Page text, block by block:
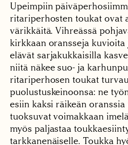
Upeimpiin
ritariperhosten toukat ovat
värikkäitä. Vihreässä
kirkkaan oransseja kuvioita
elävät sarjakukkaisilla
niitä näkee suo- ja
ritariperhosen toukat
puolustuskeinoonsa: ne
esiin kaksi räikeän oranssia
tuoksuvat voimakkaan
myös paljastaa
tarkkanenäiselle. Toukka